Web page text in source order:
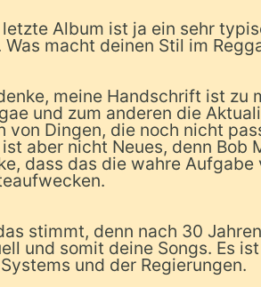
letzte Album ist ja ein sehr
Was macht deinen Stil im
meine Handschrift ist zu
und zum anderen die
von Dingen, die noch nicht
ist aber nicht Neues, denn Bob
dass das die wahre
stimmt, denn nach 30
und somit deine Songs. Es
und der Regierungen.